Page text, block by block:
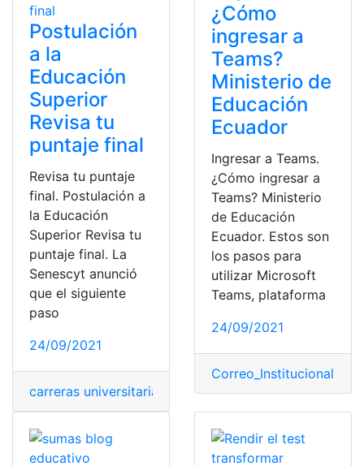
Postulación
a la
Educación
Superior
Revisa tu
puntaje final
Revisa tu puntaje
final. Postulación a
la Educación
Superior Revisa tu
puntaje final. La
Senescyt anunció
que el siguiente
paso
24/09/2021
carreras universitarias Educación,Ingresar a la
¿Cómo
ingresar a
Teams?
Ministerio de
Educación
Ecuador
Ingresar a Teams.
¿Cómo ingresar a
Teams? Ministerio
de Educación
Ecuador. Estos son
los pasos para
utilizar Microsoft
Teams, plataforma
24/09/2021
Correo_Institucional